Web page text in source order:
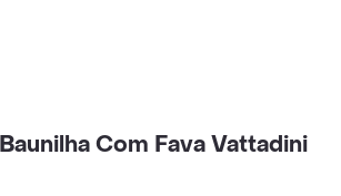
Com Fava Vattadini